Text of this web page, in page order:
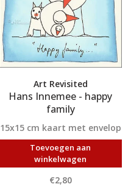
Art Revisited
Hans Innemee - happy
family
15x15 cm kaart met envelop
Toevoegen aan
winkelwagen
€2,80